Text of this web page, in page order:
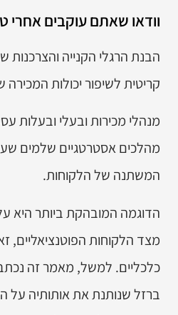
וודאו שאתם עוקבים אחרי
הבנת הרגלי הקנייה והצרכנות
קריטית לשיפור יכולות
מנהלי מכירות ובעלי ובעלות
מהלכים אסטרטגיים שלמים
המשתנה של הלקוחות.
הדוגמה המובהקת ביותר היא
מצד הלקוחות הפוטנציאליים,
כלכליים. למשל, מאמר זה
ברזל שנותנת את אותותיה על